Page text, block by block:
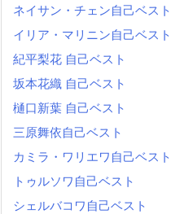
ネイサン・チェン自己ベスト
イリア・マリニン自己ベスト
紀平梨花 自己ベスト
坂本花織 自己ベスト
樋口新葉 自己ベスト
三原舞依自己ベスト
カミラ・ワリエワ自己ベスト
トゥルソワ自己ベスト
シェルバコワ自己ベスト